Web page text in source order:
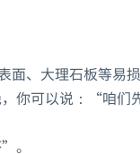
、大理石板等易损
你可以说：“咱们
。